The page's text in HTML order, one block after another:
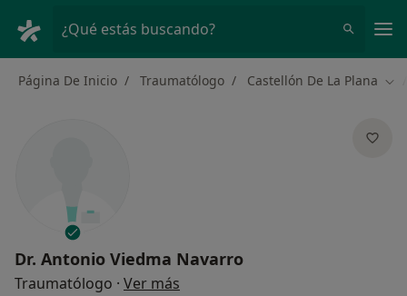
¿Qué estás buscando?
Página De Inicio Traumatólogo Castellón De La Plana
Dr. Antonio Viedma Navarro
Traumatólogo · Ver más